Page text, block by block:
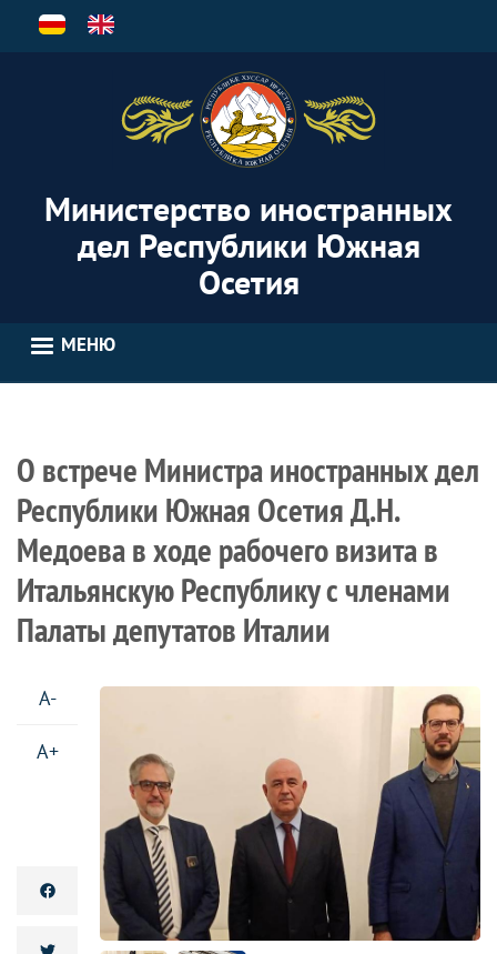
Перейти
Министерство иностранных
дел Республики Южная
Осетия
МЕНЮ
О встрече Министра иностранных дел
Республики Южная Осетия Д.Н.
Медоева в ходе рабочего визита в
Итальянскую Республику с членами
Палаты депутатов Италии
A-
A+